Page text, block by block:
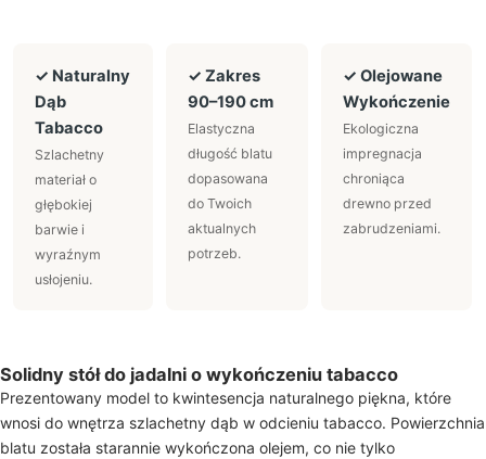
✓ Naturalny
Dąb
Tabacco
Szlachetny
materiał o
głębokiej
barwie i
wyraźnym
usłojeniu.
✓ Zakres
90–190 cm
Elastyczna
długość blatu
dopasowana
do Twoich
aktualnych
potrzeb.
✓ Olejowane
Wykończenie
Ekologiczna
impregnacja
chroniąca
drewno przed
zabrudzeniami.
Solidny stół do jadalni o wykończeniu tabacco
Prezentowany model to kwintesencja naturalnego piękna, które
wnosi do wnętrza szlachetny dąb w odcieniu tabacco. Powierzchnia
blatu została starannie wykończona olejem, co nie tylko